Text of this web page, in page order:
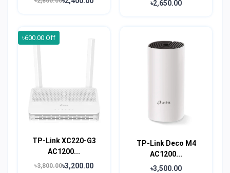
৳2,650.00
৳600.00 Off
TP-Link XC220-G3
AC1200...
৳3,800.00৳3,200.00
TP-Link Deco M4
AC1200...
৳3,500.00